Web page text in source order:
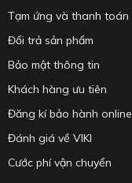
Tạm ứng và thanh toán
Đổi trả sản phẩm
Bảo mật thông tin
Khách hàng ưu tiên
Đăng kí bảo hành online
Đánh giá về VIKI
Cước phí vận chuyển